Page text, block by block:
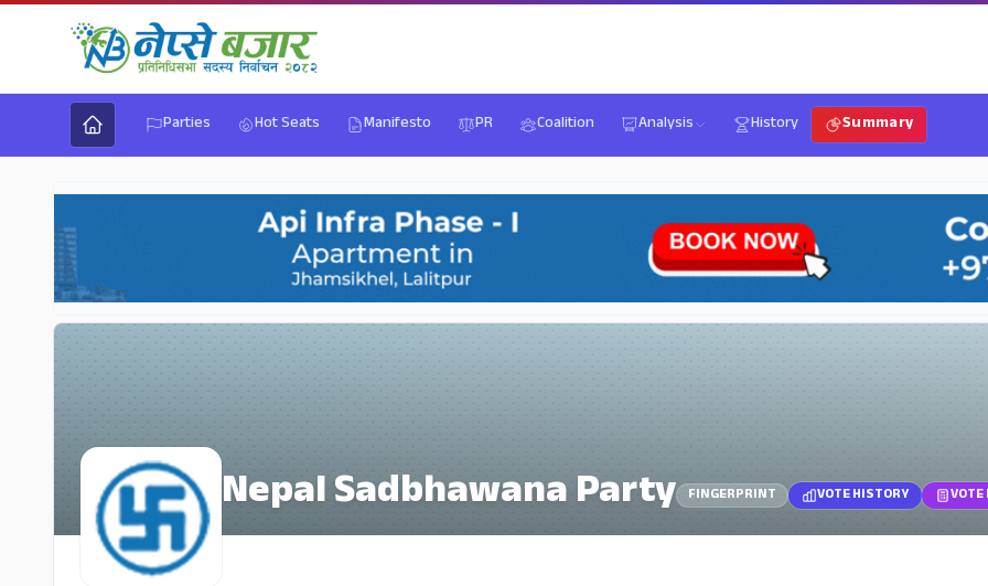
Parties Hot Seats Manifesto PR Coalition Analysis History Summary
Nepal Sadbhawana Party FINGERPRINT VOTE HISTORY VOTE